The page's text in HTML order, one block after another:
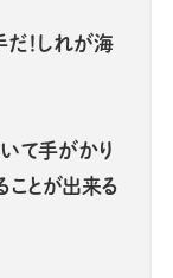
だ！しれが海
て手がかり
ことが出来る